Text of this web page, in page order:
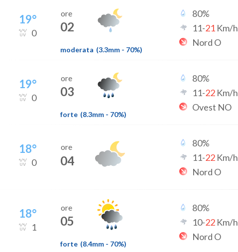
19°
0
ore
02
moderata (3.3mm - 70%)
80%
11-21 Km/h
Nord O
19°
0
ore
03
forte (8.3mm - 70%)
80%
11-22 Km/h
Ovest NO
18°
0
ore
04
80%
11-22 Km/h
Nord O
18°
1
ore
05
forte (8.4mm - 70%)
80%
10-22 Km/h
Nord O